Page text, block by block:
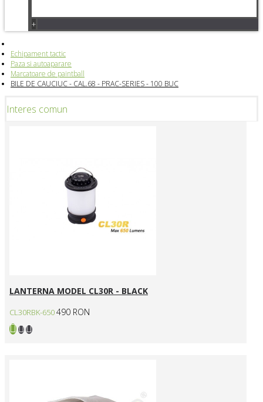
+
Echipament tactic
Paza si autoaparare
Marcatoare de paintball
BILE DE CAUCIUC - CAL.68 - PRAC-SERIES - 100 BUC
Interes comun
LANTERNA MODEL CL30R - BLACK
CL30RBK-650490 RON